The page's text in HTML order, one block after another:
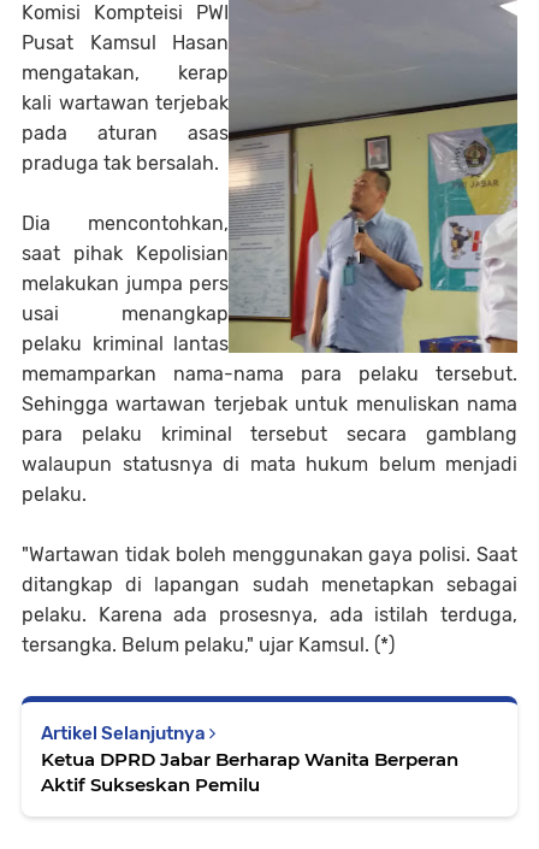
Komisi Kompteisi PWI
Pusat Kamsul Hasan
mengatakan, kerap
kali wartawan terjebak
pada aturan asas
praduga tak bersalah.
Dia mencontohkan,
saat pihak Kepolisian
melakukan jumpa pers
usai menangkap
pelaku kriminal lantas
memamparkan nama-nama para pelaku tersebut.
Sehingga wartawan terjebak untuk menuliskan nama
para pelaku kriminal tersebut secara gamblang
walaupun statusnya di mata hukum belum menjadi
pelaku.
"Wartawan tidak boleh menggunakan gaya polisi. Saat
ditangkap di lapangan sudah menetapkan sebagai
pelaku. Karena ada prosesnya, ada istilah terduga,
tersangka. Belum pelaku," ujar Kamsul. (*)
Artikel Selanjutnya
Ketua DPRD Jabar Berharap Wanita Berperan
Aktif Sukseskan Pemilu